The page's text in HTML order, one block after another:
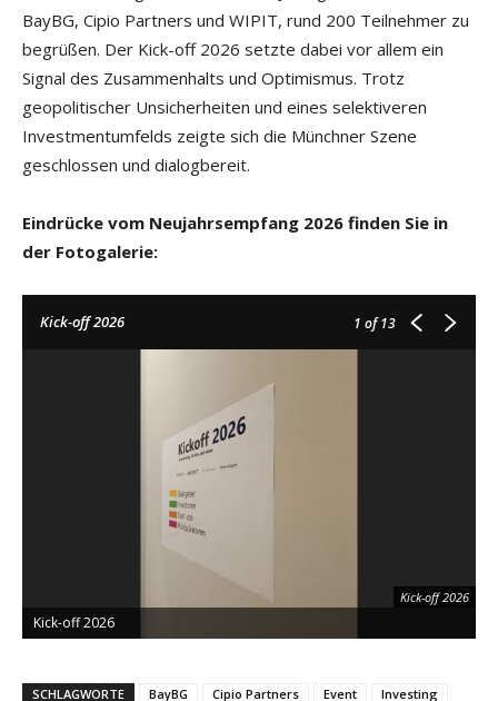
BayBG, Cipio Partners und WIPIT, rund 200 Teilnehmer zu
begrüßen. Der Kick-off 2026 setzte dabei vor allem ein
Signal des Zusammenhalts und Optimismus. Trotz
geopolitischer Unsicherheiten und eines selektiveren
Investmentumfelds zeigte sich die Münchner Szene
geschlossen und dialogbereit.
Eindrücke vom Neujahrsempfang 2026 finden Sie in
der Fotogalerie:
Kick-off 2026 1 of 13
Kick-off 2026
Kick-off 2026
SCHLAGWORTE BayBG Cipio Partners Event
Investing